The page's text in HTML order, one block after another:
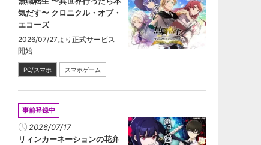
気だす〜 クロニクル・オブ・
エコーズ
2026/07/27より正式サービス
開始
PC/スマホ スマホゲーム
事前登録中
2026/07/17
リィンカーネーションの花弁